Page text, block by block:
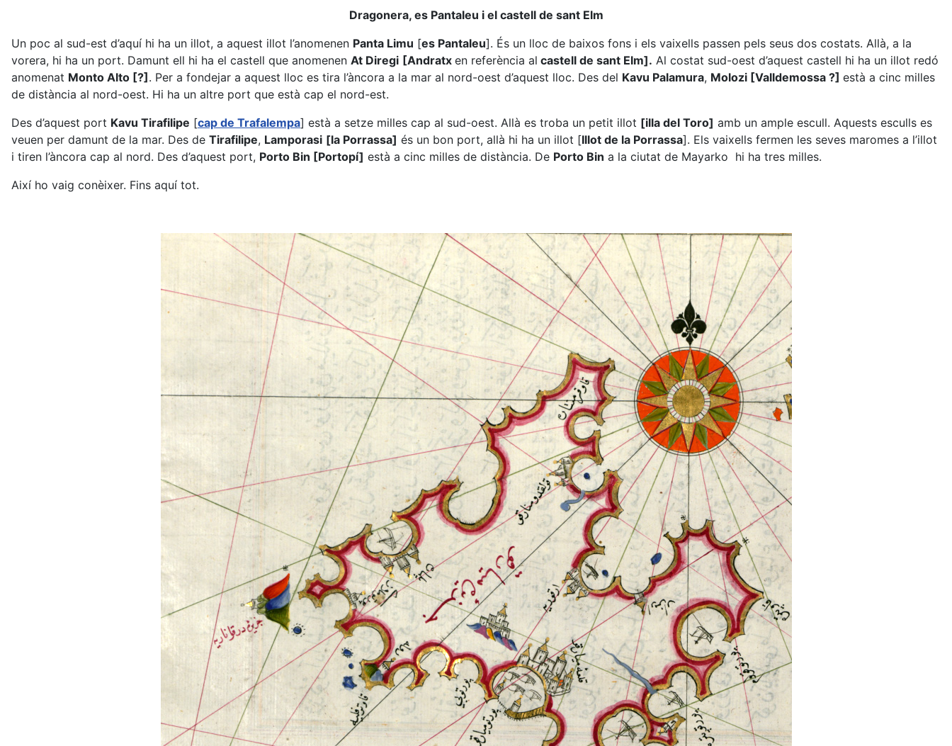
Dragonera, es Pantaleu i el castell de sant Elm
Un poc al sud-est d’aquí hi ha un illot, a aquest illot l’anomenen Panta Limu [es Pantaleu]. És un lloc de baixos fons i els vaixells passen pels seus dos costats. Allà, a la
vorera, hi ha un port. Damunt ell hi ha el castell que anomenen At Diregi [Andratx en referència al castell de sant Elm]. Al costat sud-oest d’aquest castell hi ha un illot redó
anomenat Monto Alto [?] . Per a fondejar a aquest lloc es tira l’àncora a la mar al nord-oest d’aquest lloc. Des del Kavu Palamura, Molozi [Valldemossa ?] està a cinc milles
de distància al nord-oest. Hi ha un altre port que està cap el nord-est.
Des d’aquest port Kavu Tirafilipe [cap de Trafalempa] està a setze milles cap al sud-oest. Allà es troba un petit illot [illa del Toro] amb un ample escull. Aquests esculls es
veuen per damunt de la mar. Des de Tirafilipe, Lamporasi [la Porrassa] és un bon port, allà hi ha un illot [Illot de la Porrassa]. Els vaixells fermen les seves maromes a l’illot
i tiren l’àncora cap al nord. Des d’aquest port, Porto Bin [Portopí] està a cinc milles de distància. De Porto Bin a la ciutat de Mayarko hi ha tres milles.
Així ho vaig conèixer. Fins aquí tot.